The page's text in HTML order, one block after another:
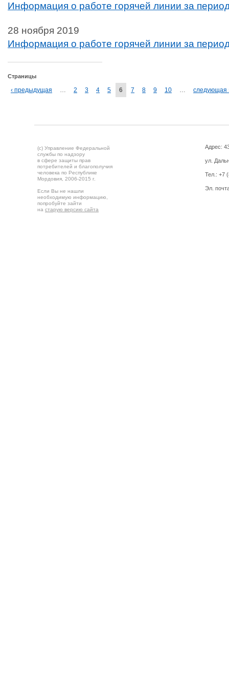
Информация о работе горячей линии за
28 ноября 2019
Информация о работе горячей линии за
Страницы
‹ предыдущая … 2 3 4 5 6 7 8 9 10 … следующая
(c) Управление Федеральной
службы по надзору
в сфере защиты прав
потребителей и благополучия
человека по Республике
Мордовия, 2006-2015 г.
Если Вы не нашли
необходимую информацию,
попробуйте зайти
на старую версию сайта
Адрес:
ул.
Тел.: +7
Эл.